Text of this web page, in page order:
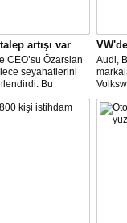
artışı var
CEO’su Özarslan
seyahatlerini
Bu
ve kişi sayısı,
tipli araç
göre yüzde 60’a
Audi,